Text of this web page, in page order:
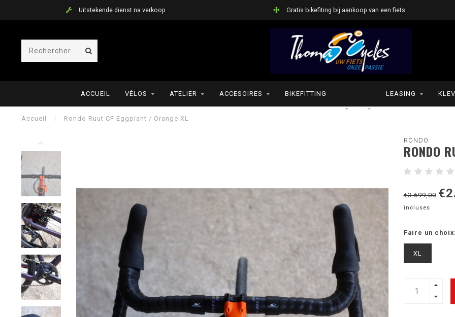
Uitstekende dienst na verkoop Gratis bikefiting bij aankoop van een fiets
ACCUEIL VÉLOS ATELIER ACCESOIRES BIKEFITTING LEASING
Accueil / Rondo Ruut CF Eggplant / Orange XL
RONDO
RONDO
€3.699,00
incluses
Faire un choix:
XL